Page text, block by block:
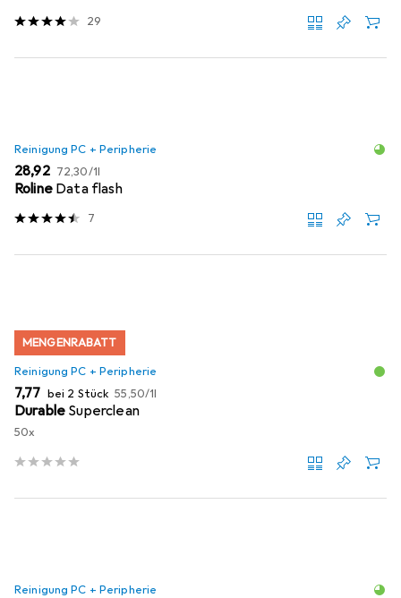
29
Reinigung PC + Peripherie
EUR
28,92 EUR
72,30/1l
Roline Data flash
7
MENGENRABATT
Reinigung PC + Peripherie
EUR
7,77 bei 2 Stück EUR
55,50/1l
Durable Superclean
50x
Reinigung PC + Peripherie